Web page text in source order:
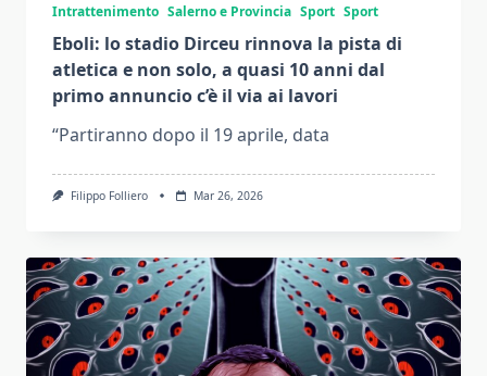
Intrattenimento Salerno e Provincia Sport Sport
Eboli: lo stadio Dirceu rinnova la pista di
atletica e non solo, a quasi 10 anni dal
primo annuncio c’è il via ai lavori
“Partiranno dopo il 19 aprile, data
Filippo Folliero Mar 26, 2026